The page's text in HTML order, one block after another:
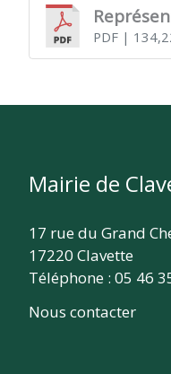
PDF|
Mairie de
17 rue du Grand
17220 Clavette
Téléphone : 05 46
Nous contacter